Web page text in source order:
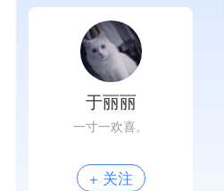
于丽丽
一寸一欢喜。
+ 关注